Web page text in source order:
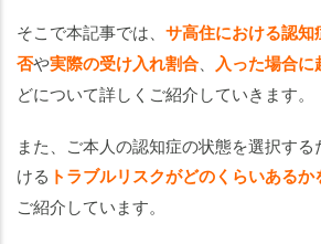
そこで本記事では、 サ高住における認
否や実際の受け入れ割合 入った場合に
どについて詳しくご紹介していきます。
また、ご本人の認知症の状態を選択す
ける トラブルリスクがどのくらいある
ご紹介しています。
ら追
い出
され
まう
ケー
ス